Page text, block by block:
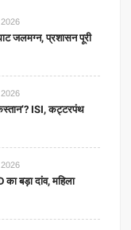
जलमग्न, प्रशासन पूरी
ISI, कट्टरपंथ
बड़ा दांव, महिला